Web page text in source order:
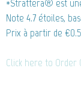
*Strattera® est
Note 4.7 étoiles,
Prix à partir de
Click here to Order